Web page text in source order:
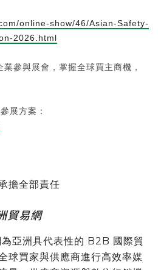
online-show/46/Asian-Safety-
2026.html
參與展會，掌握全球買主商機，
展方案：
擔全部責任
貿易網
亞洲具代表性的 B2B 國際貿
球買家與供應商進行高效率媒